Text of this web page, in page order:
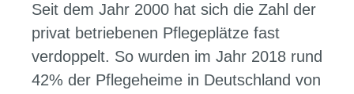
Seit dem Jahr 2000 hat sich die Zahl der
privat betriebenen Pflegeplätze fast
verdoppelt. So wurden im Jahr 2018 rund
42% der Pflegeheime in Deutschland von